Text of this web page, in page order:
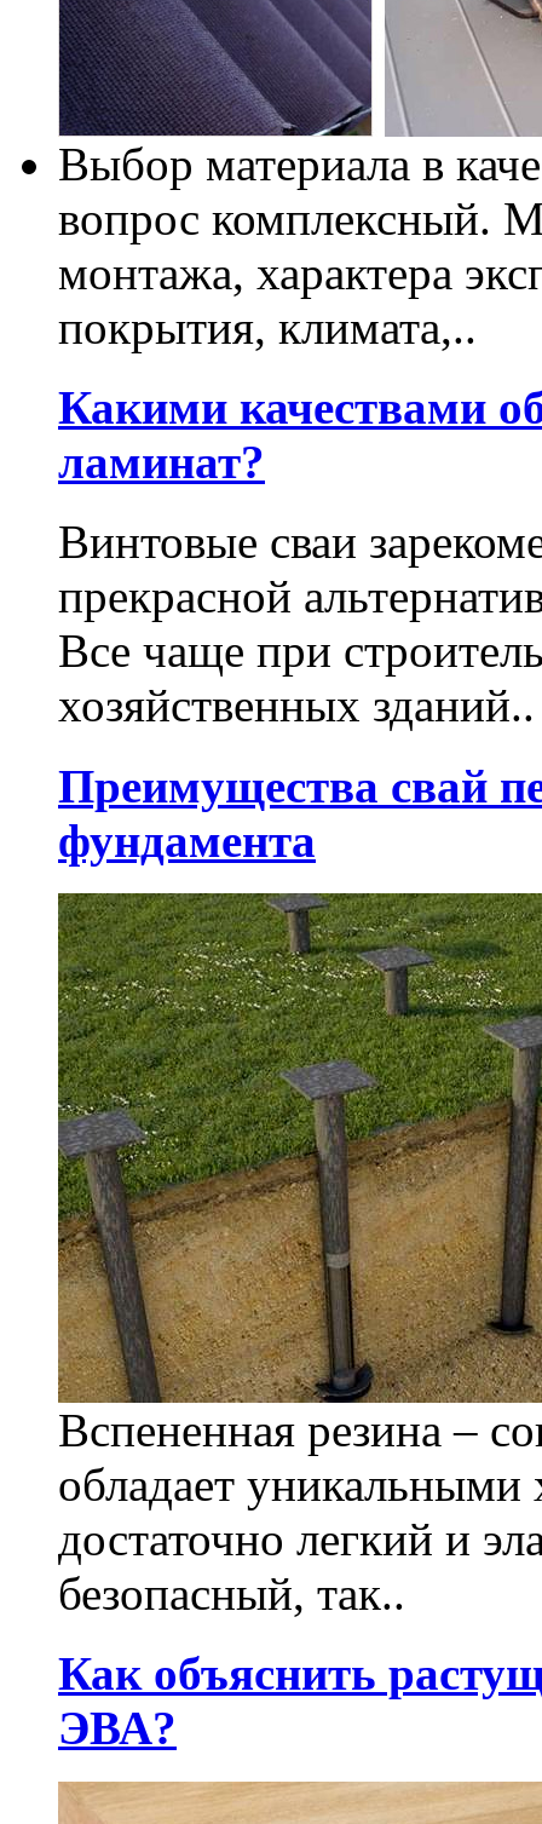
Выбор материала в
вопрос комплексный.
монтажа, характера
покрытия, климата,..
Какими качествами
ламинат?
Винтовые сваи
прекрасной
Все чаще при
хозяйственных зданий..
Преимущества свай
фундамента
Вспененная резина –
обладает уникальными
достаточно легкий и
безопасный, так..
Как объяснить
ЭВА?